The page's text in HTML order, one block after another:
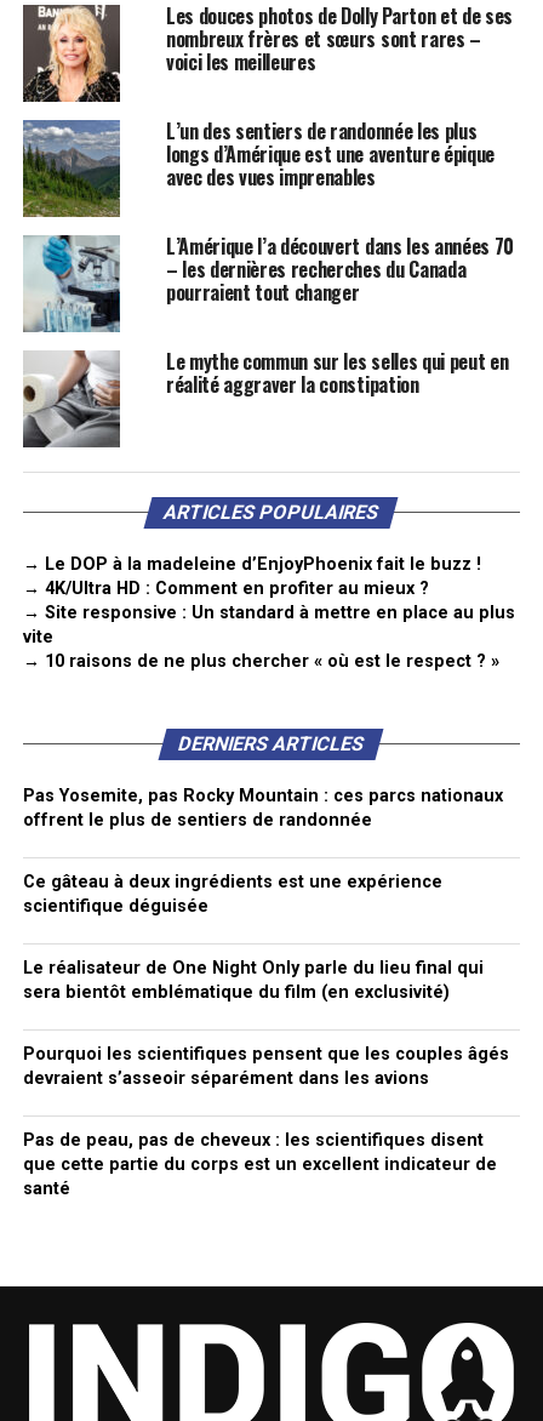
Les douces photos de Dolly Parton et de ses
nombreux frères et sœurs sont rares –
voici les meilleures
L’un des sentiers de randonnée les plus
longs d’Amérique est une aventure épique
avec des vues imprenables
L’Amérique l’a découvert dans les années 70
– les dernières recherches du Canada
pourraient tout changer
Le mythe commun sur les selles qui peut en
réalité aggraver la constipation
ARTICLES POPULAIRES
→ Le DOP à la madeleine d’EnjoyPhoenix fait le buzz !
→ 4K/Ultra HD : Comment en profiter au mieux ?
→ Site responsive : Un standard à mettre en place au plus
vite
→ 10 raisons de ne plus chercher « où est le respect ? »
DERNIERS ARTICLES
Pas Yosemite, pas Rocky Mountain : ces parcs nationaux
offrent le plus de sentiers de randonnée
Ce gâteau à deux ingrédients est une expérience
scientifique déguisée
Le réalisateur de One Night Only parle du lieu final qui
sera bientôt emblématique du film (en exclusivité)
Pourquoi les scientifiques pensent que les couples âgés
devraient s’asseoir séparément dans les avions
Pas de peau, pas de cheveux : les scientifiques disent
que cette partie du corps est un excellent indicateur de
santé